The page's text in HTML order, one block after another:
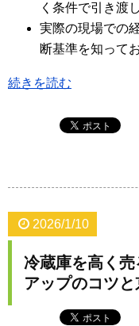
く条件で引き渡
実際の現場での
断基準を知って
続きを読む
2026/1/10
冷蔵庫を高く
アップのコツ